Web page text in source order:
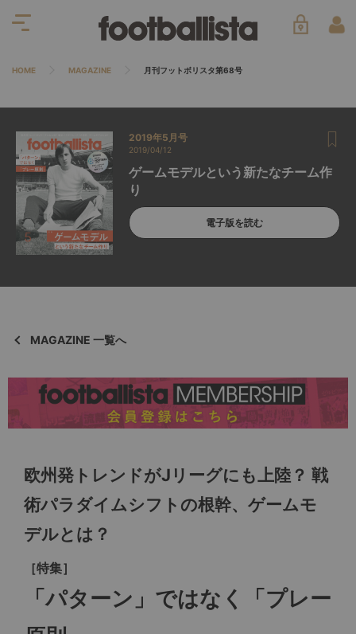
HOME MAGAZINE 月刊フットボリスタ第68号
2019年5月号
2019/04/12
ゲームモデルという新たなチーム作
り
電子版を読む
MAGAZINE 一覧へ
欧州発トレンドがJリーグにも上陸？ 戦
術パラダイムシフトの根幹、ゲームモ
デルとは？
［特集］
「パターン」ではなく「プレー